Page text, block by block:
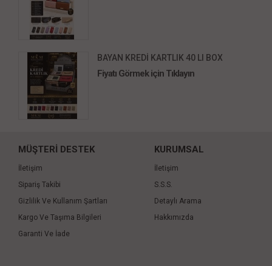
BAYAN KREDİ KARTLIK 40 LI BOX
Fiyatı Görmek için Tıklayın
MÜŞTERİ DESTEK
İletişim
Sipariş Takibi
Gizlilik Ve Kullanım Şartları
Kargo Ve Taşıma Bilgileri
Garanti Ve İade
KURUMSAL
İletişim
S.S.S.
Detaylı Arama
Hakkımızda